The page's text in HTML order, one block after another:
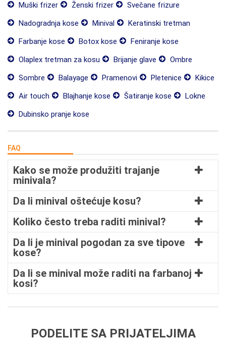
Muški frizer Ženski frizer
Svečane frizure
Nadogradnja kose
Minival
Keratinski tretman
Farbanje kose
Botox kose
Feniranje kose
Olaplex tretman za kosu
Brijanje glave
Ombre
Sombre
Balayage Pramenovi Pletenice
Kikice
Air touch
Blajhanje kose Šatiranje kose
Lokne
Dubinsko pranje kose
FAQ
Kako se može produžiti trajanje
minivala?
Da li minival oštećuje kosu?
Koliko često treba raditi minival?
Da li je minival pogodan za sve tipove
kose?
Da li se minival može raditi na farbanoj
kosi?
PODELITE SA PRIJATELJIMA